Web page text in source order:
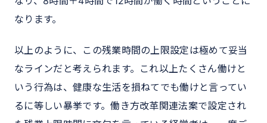
なります。
以上のように、この残業時間の上限設定は極めて妥当
なラインだと考えられます。これ以上たくさん働けと
いう行為は、健康な生活を損ねてでも働けと言ってい
るに等しい暴挙です。働き方改革関連法案で設定され